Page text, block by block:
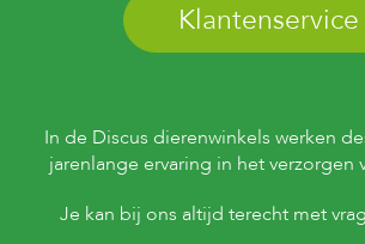
Klantenservice
In de Discus dierenwinkels werken
jarenlange ervaring in het verzorgen
Je kan bij ons altijd terecht met